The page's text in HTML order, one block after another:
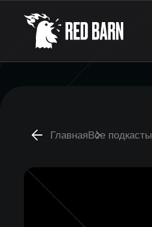
ГлавнаяВсе подкасты